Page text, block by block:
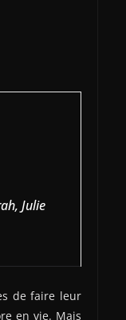
Julie
de faire leur
en vie. Mais